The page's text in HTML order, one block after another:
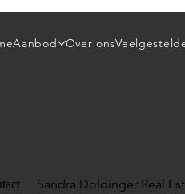
Aanbod Over ons
Sandra Doldinger Real